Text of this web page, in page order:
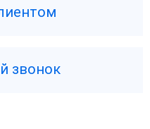
звонок